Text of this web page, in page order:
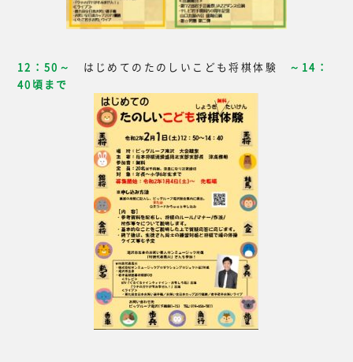
12：50～ はじめてのたのしいこども将棋体験 ～14：
40頃まで